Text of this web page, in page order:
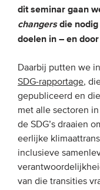
dit seminar gaan
changersdie nodig
doelen in – en
Daarbij putten we
SDG-rapportage,
gepubliceerd en
met alle sectoren
de SDG’s draaien
eerlijke
inclusieve
van die transities